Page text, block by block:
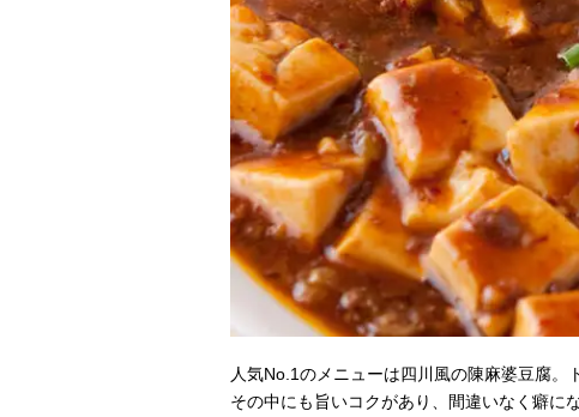
人気No.1のメニューは四川風の陳麻婆豆腐。
その中にも旨いコクがあり、間違いなく癖に